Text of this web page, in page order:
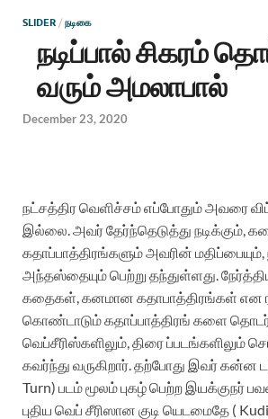
SLIDER / நடிகை
நடிப்பால் சிகரம்
வரும் அமலாபால்
December 23, 2020
நட்சத்திர வெளிச்சம் எப்போதும் அவரை
இல்லை. அவர் தேர்ந்தெடுத்து நடிக்கும்,
கதாப்பாத்திரங்களும் அவரின் மதிப்பையும்,
அந்தஸ்தையும்பெற்று தந்துள்ளது.
கதைகள், கனமான கதாபாத்திரங்கள் என
கொண்டாடும் கதாப்பாத்திரங் களை
வெப்சீரிஸ்களிலும், திரை ப்படங்களிலும்
கவர்ந்து வருகிறார். தற்போது இவர் கன்ன
Turn) படம் மூலம் புகழ் பெற்ற இயக்குநர்
புதிய வெப் சீரிஸான குடி யெடமைதே (